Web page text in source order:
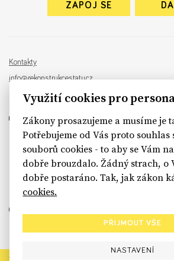
ZAPOJ SE
Kontakty
info@rekonstrukcestatu.cz
Návrh a vývoj: Sinfin , ilustrace:
sinfin.digital
Využití cookies pro
Zákony prosazujeme a musíme je
Potřebujeme od Vás proto
souborů cookies - to aby se Vám
dobře brouzdalo. Žádný strach, o
dobře postaráno. Tak, jak zákon
cookies.
PŘIJMOUT VŠE
NASTAVENÍ